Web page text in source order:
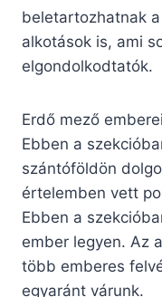
beletartozhatnak
alkotások is, ami
elgondolkodtatók.
Erdő mező emberei
Ebben a
szántóföldön
értelemben vett
Ebben a
ember legyen. Az
több emberes
egyaránt várunk.